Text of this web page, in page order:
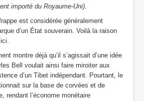
importé du Royaume-Uni).
est considérée généralement
d’un État souverain. Voilà la raison
montre déjà qu’il s’agissait d’une idée
Bell voulait ainsi faire miroiter aux
d’un Tibet indépendant. Pourtant, le
sur la base de corvées et de
rendant l’économe monétaire